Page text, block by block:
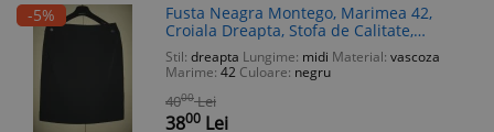
-5%
Fusta Neagra Montego, Marimea 42,
Croiala Dreapta, Stofa de Calitate,
Buzunare False, Slit la Spate, Elegantă și
Modernă
Stil: dreapta Lungime: midi Material: vascoza
Marime: 42 Culoare: negru
4000 Lei
3800 Lei